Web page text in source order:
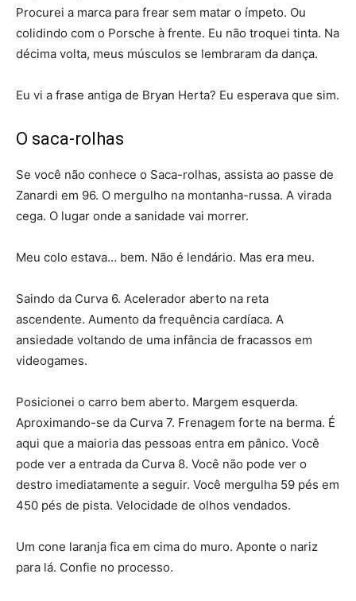
Procurei a marca para frear sem matar o ímpeto. Ou
colidindo com o Porsche à frente. Eu não troquei tinta. Na
décima volta, meus músculos se lembraram da dança.
Eu vi a frase antiga de Bryan Herta? Eu esperava que sim.
O saca-rolhas
Se você não conhece o Saca-rolhas, assista ao passe de
Zanardi em 96. O mergulho na montanha-russa. A virada
cega. O lugar onde a sanidade vai morrer.
Meu colo estava… bem. Não é lendário. Mas era meu.
Saindo da Curva 6. Acelerador aberto na reta
ascendente. Aumento da frequência cardíaca. A
ansiedade voltando de uma infância de fracassos em
videogames.
Posicionei o carro bem aberto. Margem esquerda.
Aproximando-se da Curva 7. Frenagem forte na berma. É
aqui que a maioria das pessoas entra em pânico. Você
pode ver a entrada da Curva 8. Você não pode ver o
destro imediatamente a seguir. Você mergulha 59 pés em
450 pés de pista. Velocidade de olhos vendados.
Um cone laranja fica em cima do muro. Aponte o nariz
para lá. Confie no processo.